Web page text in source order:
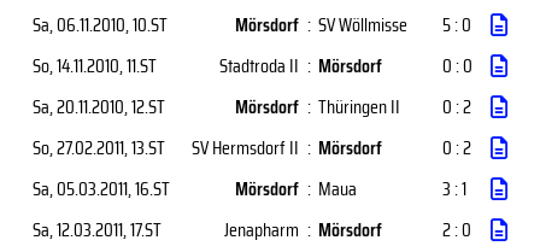
Sa, 06.11.2010, 10.ST Mörsdorf : SV Wöllmisse
5 : 0
So, 14.11.2010, 11.ST Stadtroda II : Mörsdorf
0 : 0
Sa, 20.11.2010, 12.ST Mörsdorf : Thüringen II
0 : 2
So, 27.02.2011, 13.ST SV Hermsdorf II : Mörsdorf
0 : 2
Sa, 05.03.2011, 16.ST Mörsdorf : Maua
3 : 1
Sa, 12.03.2011, 17.ST Jenapharm : Mörsdorf
2 : 0